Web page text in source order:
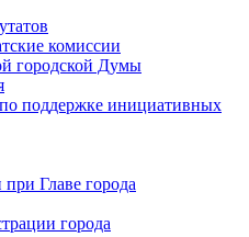
комиссии
городской Думы
поддержке инициативных
Главе города
города